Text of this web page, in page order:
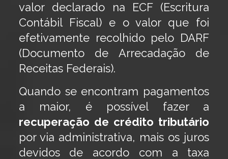
valor declarado na ECF (Escritura
Contábil Fiscal) e o valor que foi
efetivamente recolhido pelo DARF
(Documento de Arrecadação de
Receitas Federais).
Quando se encontram pagamentos
a maior, é possível fazer a
recuperação de crédito tributário
por via administrativa, mais os juros
devidos de acordo com a taxa